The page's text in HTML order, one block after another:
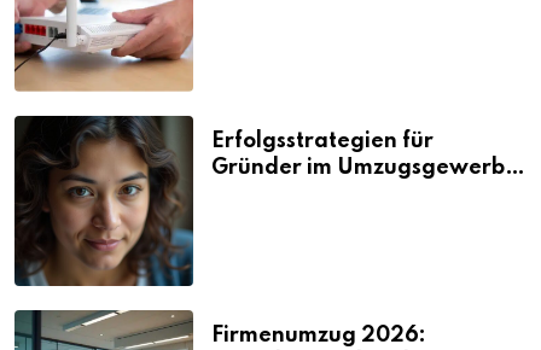
Erfolgsstrategien für
Gründer im Umzugsgewerbe
Firmenumzug 2026: